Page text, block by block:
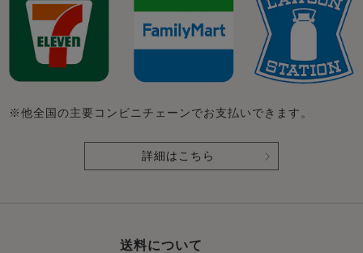
※他全国の主要コンビニチェーンでお支払いできます。
詳細はこちら
送料について